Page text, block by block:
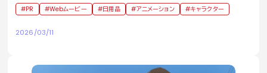
PR Webムービー 日用品 アニメーション キャラクター
2026/03/11